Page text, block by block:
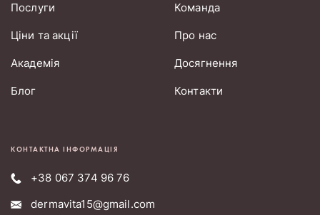
Послуги
Ціни та акції
Академія
Блог
Команда
Про нас
Досягнення
Контакти
КОНТАКТНА ІНФОРМАЦІЯ
+38 067 374 96 76
dermavita15@gmail.com